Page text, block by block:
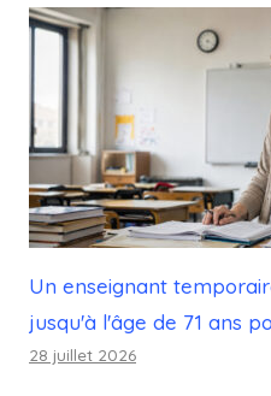
Un enseignant
jusqu'à l'âge de 71 ans
28 juillet 2026